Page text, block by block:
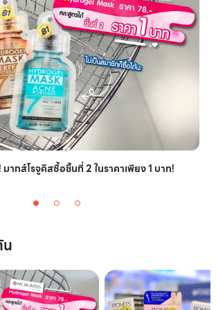
ากส์โรจูคิสซื้อชิ้นที่ 2 ในราคาเพียง 1 บาท!
น